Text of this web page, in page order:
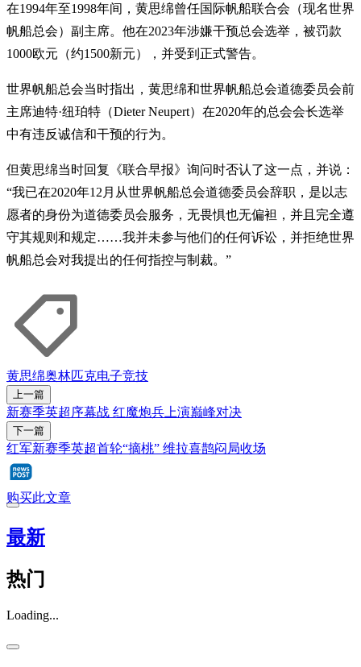
在1994年至1998年间，黄思绵曾任国际帆船联合会（现名世界
帆船总会）副主席。他在2023年涉嫌干预总会选举，被罚款
1000欧元（约1500新元），并受到正式警告。
世界帆船总会当时指出，黄思绵和世界帆船总会道德委员会前
主席迪特·纽珀特（Dieter Neupert）在2020年的总会会长选举
中有违反诚信和干预的行为。
但黄思绵当时回复《联合早报》询问时否认了这一点，并说：
“我已在2020年12月从世界帆船总会道德委员会辞职，是以志
愿者的身份为道德委员会服务，无畏惧也无偏袒，并且完全遵
守其规则和规定……我并未参与他们的任何诉讼，并拒绝世界
帆船总会对我提出的任何指控与制裁。”
黄思绵奥林匹克电子竞技
上一篇
新赛季英超序幕战 红魔炮兵上演巅峰对决
下一篇
红军新赛季英超首轮“摘桃” 维拉喜鹊闷局收场
购买此文章
最新
热门
Loading...